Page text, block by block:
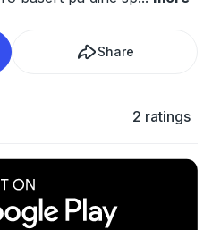
Share
2 ratings